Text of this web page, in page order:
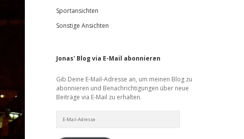
Sportansichten
Sonstige Ansichten
Jonas' Blog via E-Mail abonnieren
Gib Deine E-Mail-Adresse an, um meinen Blog zu
abonnieren und Benachrichtigungen über neue
Beiträge via E-Mail zu erhalten.
Mail-